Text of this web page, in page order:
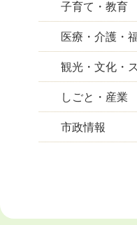
子育て・教育
医療・介護・
観光・文化・
しごと・産業
市政情報